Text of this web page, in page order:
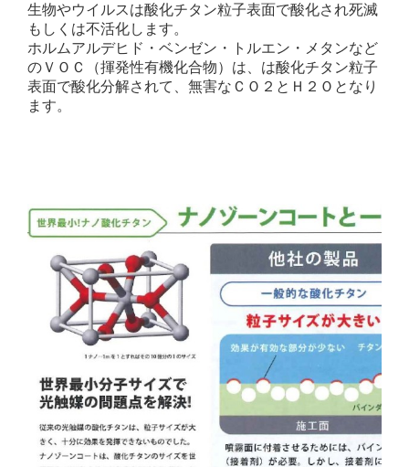
生物やウイルスは酸化チタン粒子表面で酸化され死滅
もしくは不活化します。
ホルムアルデヒド・ベンゼン・トルエン・メタンなど
のＶＯＣ（揮発性有機化合物）は、は酸化チタン粒子
表面で酸化分解されて、無害なＣＯ２とＨ２Ｏとなり
ます。